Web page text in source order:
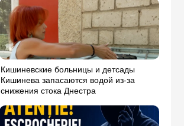
Кишиневские больницы и детсады
Кишинева запасаются водой из-за
снижения стока Днестра